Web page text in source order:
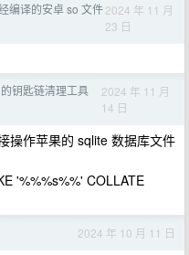
编译的安卓 so 文件2024 年 11 月
23 日
钥匙链清理工具
2024 年 11 月
14 日
操作苹果的 sqlite 数据库文件
'%%%s%%' COLLATE
2024 年 10 月 11 日